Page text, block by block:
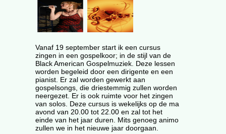
Vanaf 19 september start ik een cursus
zingen in een gospelkoor; in de stijl van de
Black American Gospelmuziek. Deze lessen
worden begeleid door een dirigente en een
pianist. Er zal worden gewerkt aan
gospelsongs, die driestemmig zullen worden
neergezet. Er is ook ruimte voor het zingen
van solos. Deze cursus is wekelijks op de ma
avond van 20.00 tot 22.00 en zal tot het
einde van het jaar duren. Mits genoeg animo
zullen we in het nieuwe jaar doorgaan.